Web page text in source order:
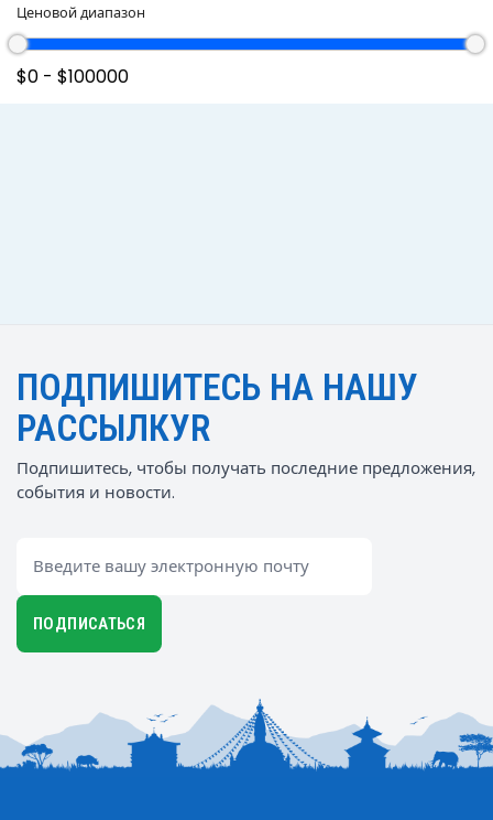
Ценовой диапазон
ПОДПИШИТЕСЬ НА НАШУ
РАССЫЛКУR
Подпишитесь, чтобы получать последние предложения,
события и новости.
ПОДПИСАТЬСЯ